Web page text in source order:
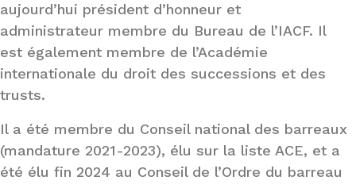
aujourd’hui président d’honneur et
administrateur membre du Bureau de l’IACF. Il
est également membre de l’Académie
internationale du droit des successions et des
trusts.
Il a été membre du Conseil national des barreaux
(mandature 2021-2023), élu sur la liste ACE, et a
été élu fin 2024 au Conseil de l’Ordre du barreau